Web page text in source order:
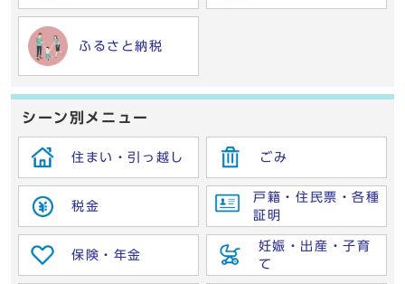
ふるさと納税
シーン別メニュー
住まい・引っ越し ごみ
税金
戸籍・住民票・各種
証明
保険・年金
妊娠・出産・子育
て